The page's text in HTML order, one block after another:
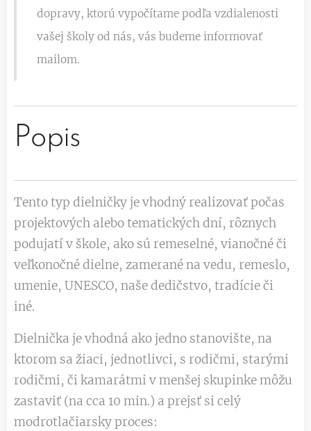
dopravy, ktorú vypočítame podľa vzdialenosti
vašej školy od nás, vás budeme informovať
mailom.
Popis
Tento typ dielničky je vhodný realizovať počas
projektových alebo tematických dní, rôznych
podujatí v škole, ako sú remeselné, vianočné či
veľkonočné dielne, zamerané na vedu, remeslo,
umenie, UNESCO, naše dedičstvo, tradície či
iné.
Dielnička je vhodná ako jedno stanovište, na
ktorom sa žiaci, jednotlivci, s rodičmi, starými
rodičmi, či kamarátmi v menšej skupinke môžu
zastaviť (na cca 10 min.) a prejsť si celý
modrotlačiarsky proces: